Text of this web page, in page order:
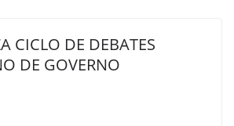
CICLO DE DEBATES
DE GOVERNO